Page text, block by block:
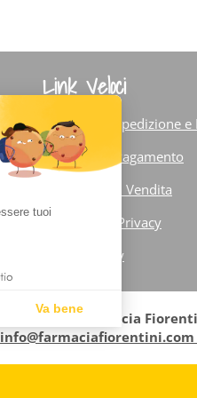
Link Veloci
Modalità di Spedizione e
Modalità di Pagamento
Condizioni di Vendita
Informativa Privacy
Cookie Policy
Farmacia
info@farmaciafiorentini.com